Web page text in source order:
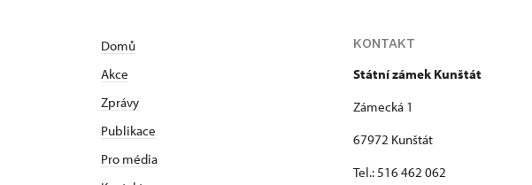
Domů
Akce
Zprávy
Publikace
Pro média
KONTAKT
Státní zámek Kunštát
Zámecká 1
67972 Kunštát
Tel.: 516 462 062